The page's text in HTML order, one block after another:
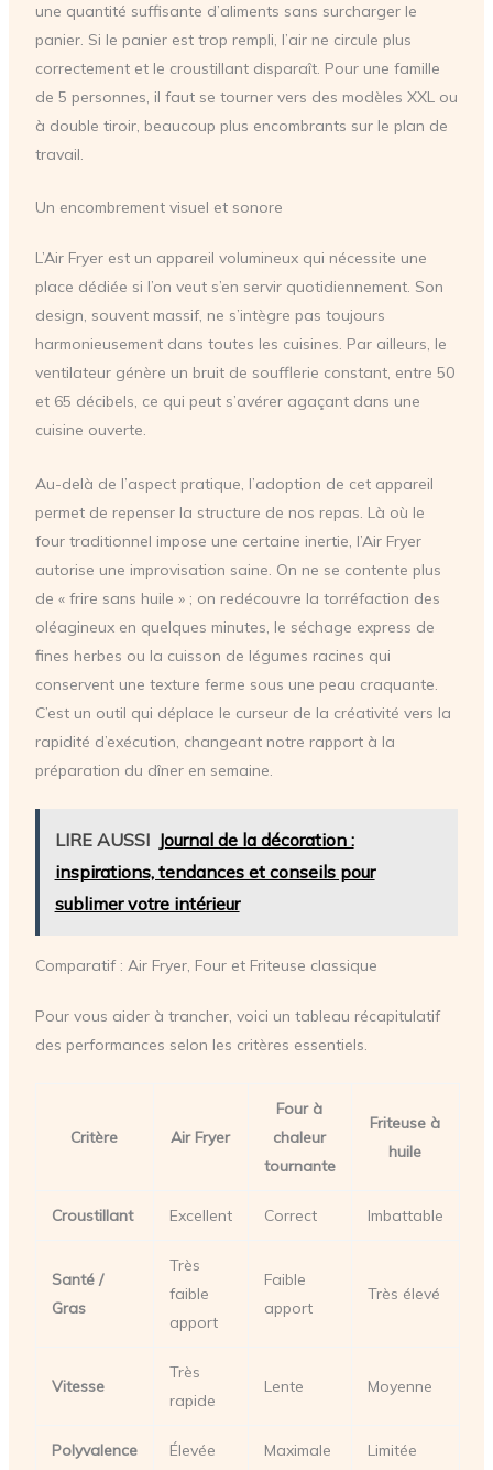
une quantité suffisante d’aliments sans surcharger le
panier. Si le panier est trop rempli, l’air ne circule plus
correctement et le croustillant disparaît. Pour une famille
de 5 personnes, il faut se tourner vers des modèles XXL ou
à double tiroir, beaucoup plus encombrants sur le plan de
travail.
Un encombrement visuel et sonore
L’Air Fryer est un appareil volumineux qui nécessite une
place dédiée si l’on veut s’en servir quotidiennement. Son
design, souvent massif, ne s’intègre pas toujours
harmonieusement dans toutes les cuisines. Par ailleurs, le
ventilateur génère un bruit de soufflerie constant, entre 50
et 65 décibels, ce qui peut s’avérer agaçant dans une
cuisine ouverte.
Au-delà de l’aspect pratique, l’adoption de cet appareil
permet de repenser la structure de nos repas. Là où le
four traditionnel impose une certaine inertie, l’Air Fryer
autorise une improvisation saine. On ne se contente plus
de « frire sans huile » ; on redécouvre la torréfaction des
oléagineux en quelques minutes, le séchage express de
fines herbes ou la cuisson de légumes racines qui
conservent une texture ferme sous une peau craquante.
C’est un outil qui déplace le curseur de la créativité vers la
rapidité d’exécution, changeant notre rapport à la
préparation du dîner en semaine.
LIRE AUSSI Journal de la décoration :
inspirations, tendances et conseils pour
sublimer votre intérieur
Comparatif : Air Fryer, Four et Friteuse classique
Pour vous aider à trancher, voici un tableau récapitulatif
des performances selon les critères essentiels.
Critère Air Fryer
Four à
chaleur
tournante
Friteuse à
huile
Croustillant Excellent Correct Imbattable
Santé /
Gras
Très
faible
apport
Faible
apport
Très élevé
Vitesse
Très
rapide
Lente Moyenne
Polyvalence Élevée Maximale Limitée